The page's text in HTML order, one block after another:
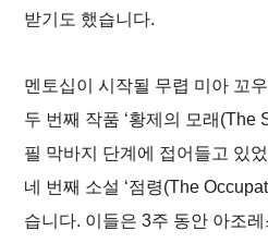
받기도 했습니다.
멘토십이 시작될 무렵 미아 꼬
두 번째 작품 ‘황제의 모래(The
필 막바지 단계에 접어들고 있
네 번째 소설 ‘점령(The
습니다. 이들은 3주 동안 아조